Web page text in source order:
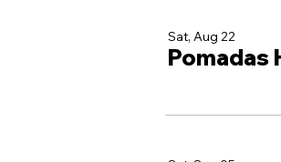
Sat, Aug 22
Pomadas